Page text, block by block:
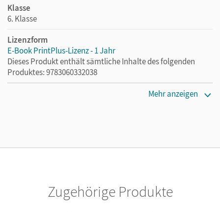
Klasse
6. Klasse
Lizenzform
E-Book PrintPlus-Lizenz - 1 Jahr
Dieses Produkt enthält sämtliche Inhalte des folgenden
Produktes: 9783060332038
ein Jahr lang ergänzend zum Print-Titel nutzen möchten.
Cornelsen Verlag
Mehr anzeigen
Zugehörige Produkte